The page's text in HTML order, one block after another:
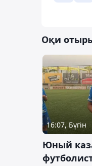
Оқи
16:07, Бүгін
Юный